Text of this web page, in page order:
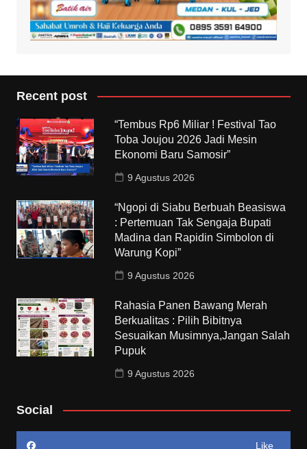
Recent post
“Tembus Rp6 Miliar ! Festival Tao
Toba Joujou 2026 Jadi Mesin
Ekonomi Baru Samosir”
9 Agustus 2026
“Ngopi di Siabu Berbuah Beasiswa
: Pertemuan Tak Sengaja Bupati
Madina dan Rapidin Simbolon di
Warung Kopi”
9 Agustus 2026
Rahasia Panen Bawang Merah
Berkualitas : Pilih Bibitnya
Sesuaikan Musimnya,Jangan Salah
Pupuk
9 Agustus 2026
Social
Like